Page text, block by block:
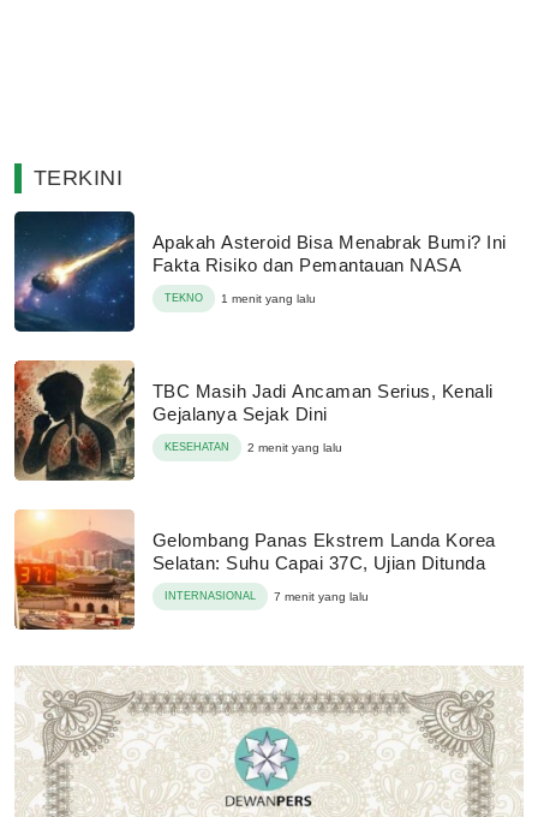
TERKINI
Apakah Asteroid Bisa Menabrak Bumi? Ini
Fakta Risiko dan Pemantauan NASA
TEKNO 1 menit yang lalu
TBC Masih Jadi Ancaman Serius, Kenali
Gejalanya Sejak Dini
KESEHATAN 2 menit yang lalu
Gelombang Panas Ekstrem Landa Korea
Selatan: Suhu Capai 37C, Ujian Ditunda
INTERNASIONAL 7 menit yang lalu